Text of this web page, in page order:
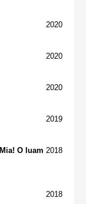
2020
2020
2020
2019
2018
O luam
2018